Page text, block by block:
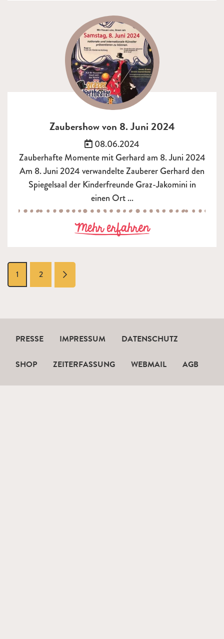
Zaubershow von 8. Juni 2024
Veröffentlicht am:
08.06.2024
Zauberhafte Momente mit Gerhard am 8. Juni 2024
Am 8. Juni 2024 verwandelte Zauberer Gerhard den
Spiegelsaal der Kinderfreunde Graz-Jakomini in
einen Ort ...
Mehr erfahrenzu
1 2 vorwärts
PRESSE IMPRESSUM DATENSCHUTZ
SHOP ZEITERFASSUNG WEBMAIL AGB